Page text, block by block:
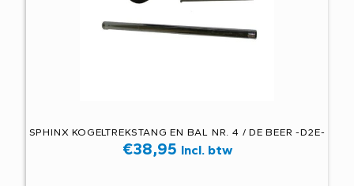
SPHINX KOGELTREKSTANG EN BAL NR. 4 / DE BEER -D2E-
€38,95 Incl. btw